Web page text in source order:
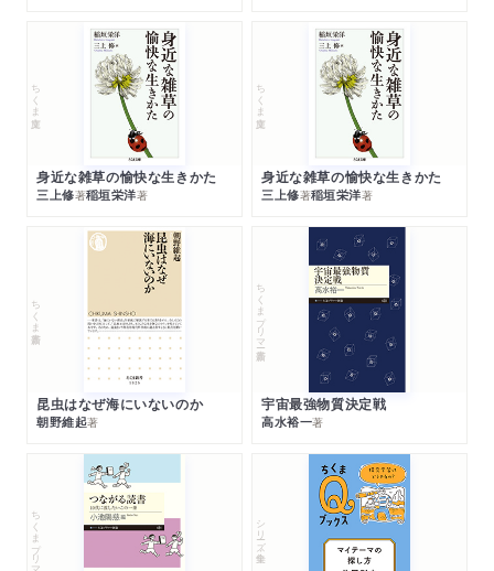
ちくま文庫
身近な雑草の愉快な生きかた
三上修著稲垣栄洋著
ちくま文庫
身近な雑草の愉快な生きかた
三上修著稲垣栄洋著
ちくま新書
昆虫はなぜ海にいないのか
朝野維起著
ちくまプリマー新書
宇宙最強物質決定戦
高水裕一著
ちくまプリマー新書 シリーズ・全集